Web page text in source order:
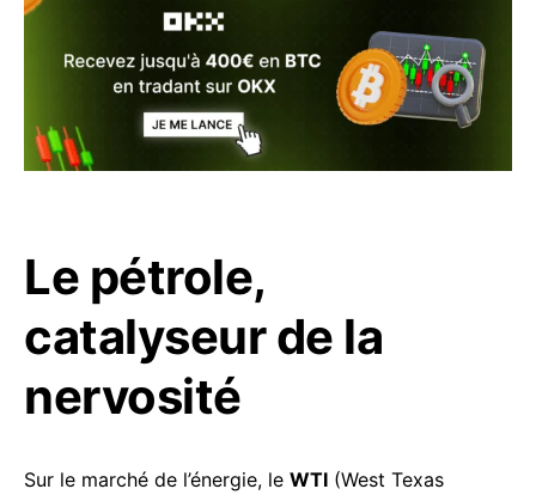
Le pétrole,
catalyseur de la
nervosité
Sur le marché de l’énergie, le WTI (West Texas